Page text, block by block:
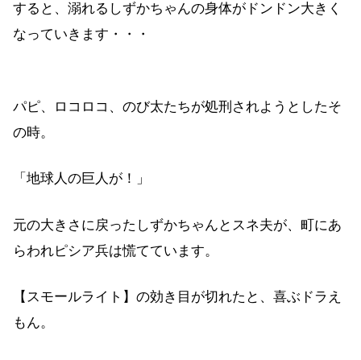
すると、溺れるしずかちゃんの身体がドンドン大きく
なっていきます・・・
パピ、ロコロコ、のび太たちが処刑されようとしたそ
の時。
「地球人の巨人が！」
元の大きさに戻ったしずかちゃんとスネ夫が、町にあ
らわれピシア兵は慌てています。
【スモールライト】の効き目が切れたと、喜ぶドラえ
もん。